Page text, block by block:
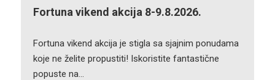
Fortuna vikend akcija 8-9.8.2026.
Fortuna vikend akcija je stigla sa sjajnim ponudama
koje ne želite propustiti! Iskoristite fantastične
popuste na…